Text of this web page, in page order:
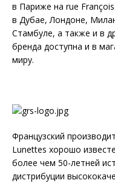
в Париже на rue
в Дубае, Лондоне,
Стамбуле, а также и в
бренда доступна и в
миру.
Французский
Lunettes хорошо
более чем 50-летней
дистрибуции